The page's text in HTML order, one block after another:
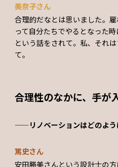
美奈子さん
合理的だなとは思いました。
って自分たちでやるとなった時
という話をされて。私、それ
て。
合理性のなかに、手が
——リノベーションはどのよう
篤史さん
安田勝美さんという設計士の